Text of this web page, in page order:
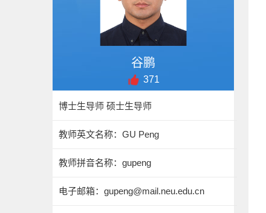
谷鹏
371
博士生导师 硕士生导师
教师英文名称：GU Peng
教师拼音名称：gupeng
电子邮箱： gupeng@mail.neu.edu.cn